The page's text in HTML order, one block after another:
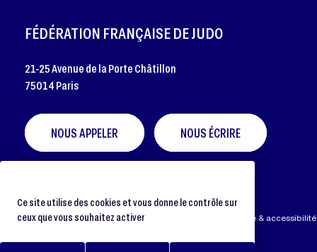
FOOTER
FÉDÉRATION FRANÇAISE DE JUDO
21-25 Avenue de la Porte Châtillon
75014 Paris
NOUS APPELER NOUS ÉCRIRE
Préférences cookies Protection des données Aide & accessibilité
Ce site utilise des cookies et vous donne le contrôle sur
ceux que vous souhaitez activer